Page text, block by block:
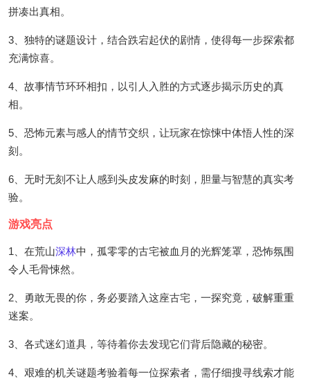
拼凑出真相。
3、独特的谜题设计，结合跌宕起伏的剧情，使得每一步探索都
充满惊喜。
4、故事情节环环相扣，以引人入胜的方式逐步揭示历史的真
相。
5、恐怖元素与感人的情节交织，让玩家在惊悚中体悟人性的深
刻。
6、无时无刻不让人感到头皮发麻的时刻，胆量与智慧的真实考
验。
游戏亮点
1、在荒山深林中，孤零零的古宅被血月的光辉笼罩，恐怖氛围
令人毛骨悚然。
2、勇敢无畏的你，务必要踏入这座古宅，一探究竟，破解重重
迷案。
3、各式迷幻道具，等待着你去发现它们背后隐藏的秘密。
4、艰难的机关谜题考验着每一位探索者，需仔细搜寻线索才能